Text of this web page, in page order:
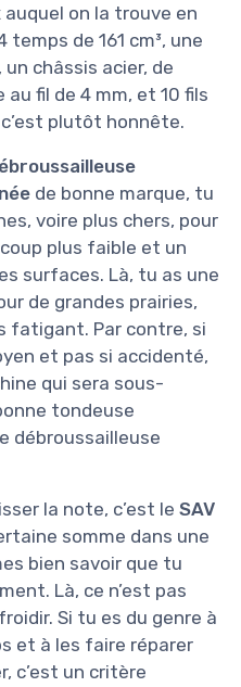
faut replacer cette
son contexte. On
de supermarché à
à plus de 1 500 €.
Pour le prix
tu as : un
une largeur de
acier, de grandes
mm, et 10 fils de
plutôt honnête.
de bonne
prix proches, voire
de coupe beaucoup
sur grandes
plus efficace et
si ton terrain est
tu vas
sera sous-utilisée.
thermique
portative